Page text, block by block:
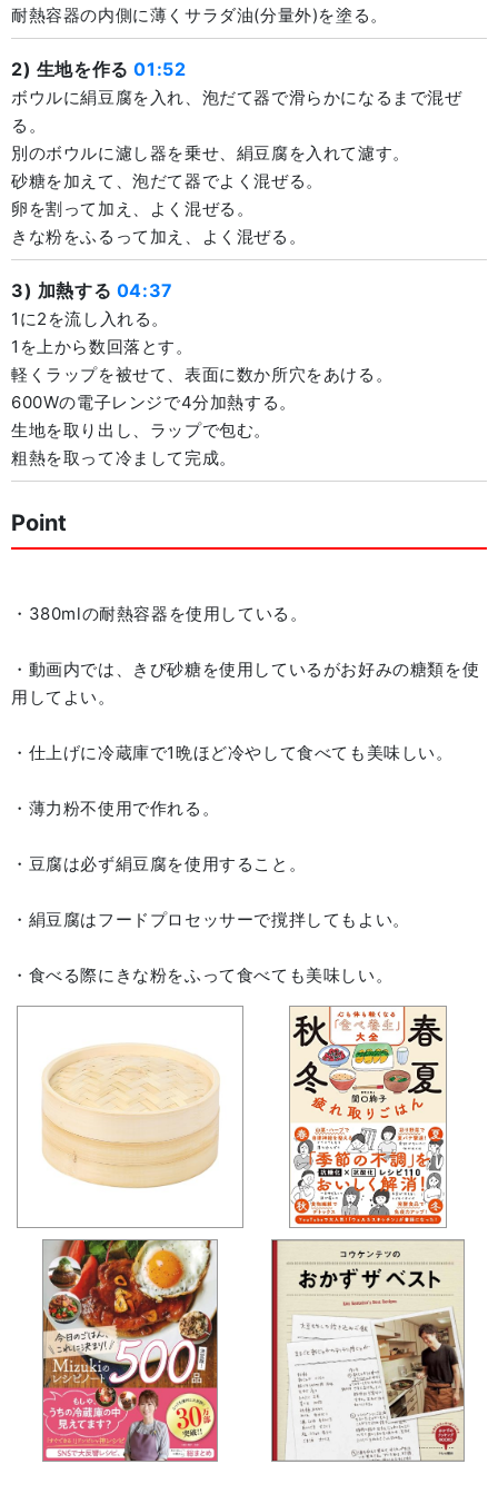
耐熱容器の内側に薄くサラダ油(分量外)を塗る。
2) 生地を作る01:52
ボウルに絹豆腐を入れ、泡だて器で滑らかになるまで混ぜ
る。
別のボウルに濾し器を乗せ、絹豆腐を入れて濾す。
砂糖を加えて、泡だて器でよく混ぜる。
卵を割って加え、よく混ぜる。
きな粉をふるって加え、よく混ぜる。
3) 加熱する 04:37
1に2を流し入れる。
1を上から数回落とす。
軽くラップを被せて、表面に数か所穴をあける。
600Wの電子レンジで4分加熱する。
生地を取り出し、ラップで包む。
粗熱を取って冷まして完成。
Point
・380mlの耐熱容器を使用している。
・動画内では、きび砂糖を使用しているがお好みの糖類を使
用してよい。
・仕上げに冷蔵庫で1晩ほど冷やして食べても美味しい。
・薄力粉不使用で作れる。
・豆腐は必ず絹豆腐を使用すること。
・絹豆腐はフードプロセッサーで撹拌してもよい。